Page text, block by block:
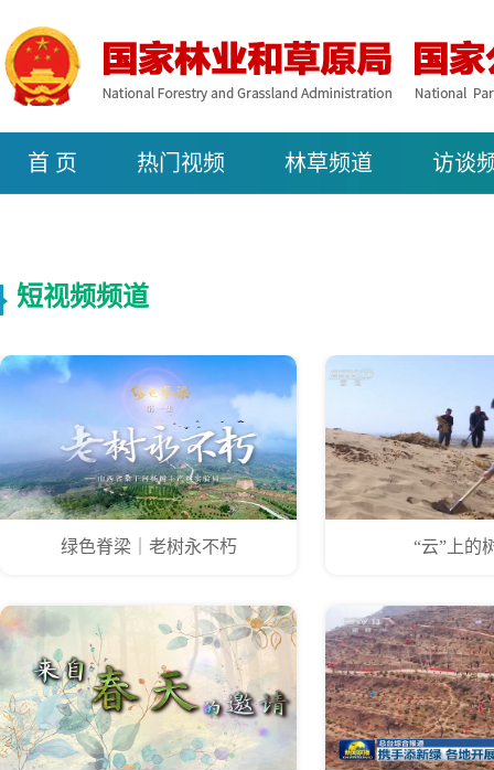
首 页 热门视频 林草频道 访谈
短视频频道
绿色脊梁｜老树永不朽 “云”上的